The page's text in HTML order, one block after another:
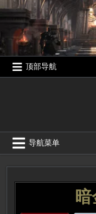
跳
容
顶部导航
导航菜单
暗